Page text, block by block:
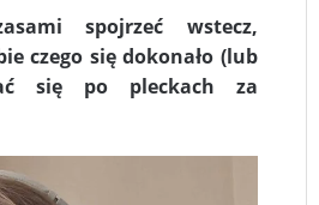
spojrzeć wstecz,
czego się dokonało (lub
się po pleckach za